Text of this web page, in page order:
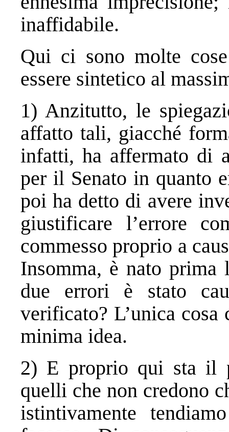
inaffidabile.
Qui ci sono molte
essere sintetico al
1) Anzitutto, le
affatto tali, giacché
infatti, ha affermato di
per il Senato in quanto
poi ha detto di avere
giustificare l’errore
commesso proprio a
Insomma, è nato prima
due errori è stato
verificato? L’unica
minima idea.
2) E proprio qui sta il
quelli che non credono
istintivamente